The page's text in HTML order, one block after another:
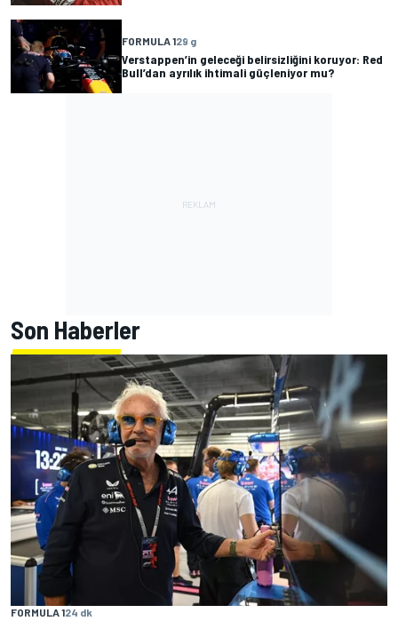
FORMULA 129 g
Verstappen’in geleceği belirsizliğini koruyor: Red
Bull’dan ayrılık ihtimali güçleniyor mu?
Son Haberler
FORMULA 124 dk